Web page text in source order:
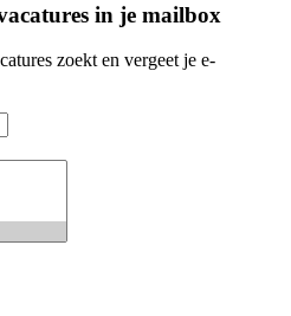
in je mailbox
zoekt en vergeet je e-